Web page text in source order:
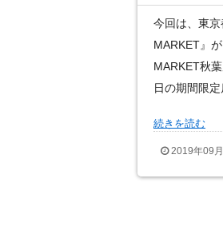
今回は、東
MARKET』
MARKET秋
日の期間限
続きを読む
2019年09